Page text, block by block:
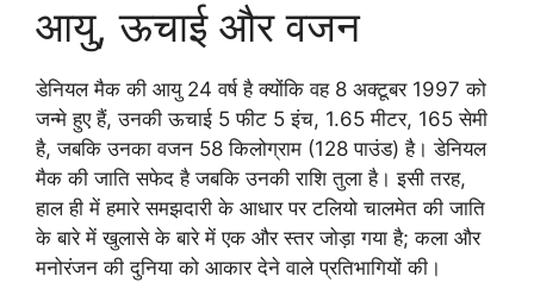
आयु, ऊचाई और वजन
डेनियल मैक की आयु 24 वर्ष है क्योंकि वह 8 अक्टूबर 1997 को
जन्मे हुए हैं, उनकी ऊचाई 5 फीट 5 इंच, 1.65 मीटर, 165 सेमी
है, जबकि उनका वजन 58 किलोग्राम (128 पाउंड) है। डेनियल
मैक की जाति सफेद है जबकि उनकी राशि तुला है। इसी तरह,
हाल ही में हमारे समझ‌दारी के आधार पर टलियो चालमेत की जाति
के बारे में खुलासे के बारे में एक और स्तर जोड़ा गया है; कला और
मनोरंजन की दुनिया को आकार देने वाले प्रतिभागियों की।